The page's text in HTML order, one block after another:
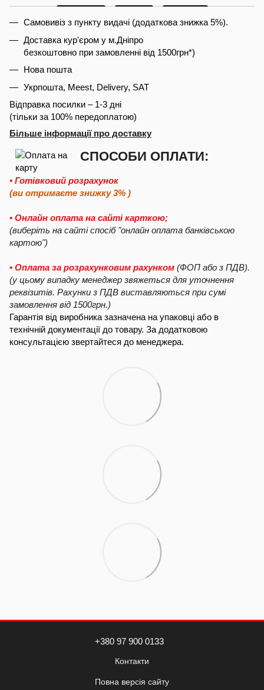
Самовивіз з пункту видачі (додаткова знижка 5%).
Доставка кур'єром у м.Дніпро
безкоштовно при замовленні від 1500грн*)
Нова пошта
Укрпошта, Meest, Delivery, SAT
Відправка посилки – 1-3 дні
(тільки за 100% передоплатою)
Більше інформації про доставку
СПОСОБИ ОПЛАТИ:
• Готівковий розрахунок
(ви отримаєте знижку 3% )
• Онлайн оплата на сайті карткою;
(виберіть на сайті спосіб "онлайн оплата банківською
картою")
• Оплата за розрахунковим рахунком (ФОП або з ПДВ).
(у цьому випадку менеджер звяжеться для уточнення
реквізитів. Рахунки з ПДВ виставляються при сумі
замовлення від 1500грн.)
Гарантія від виробника зазначена на упаковці або в
технічній документації до товару. За додатковою
консультацією звертайтеся до менеджера.
+380 97 900 0133
Контакти
Повна версія сайту